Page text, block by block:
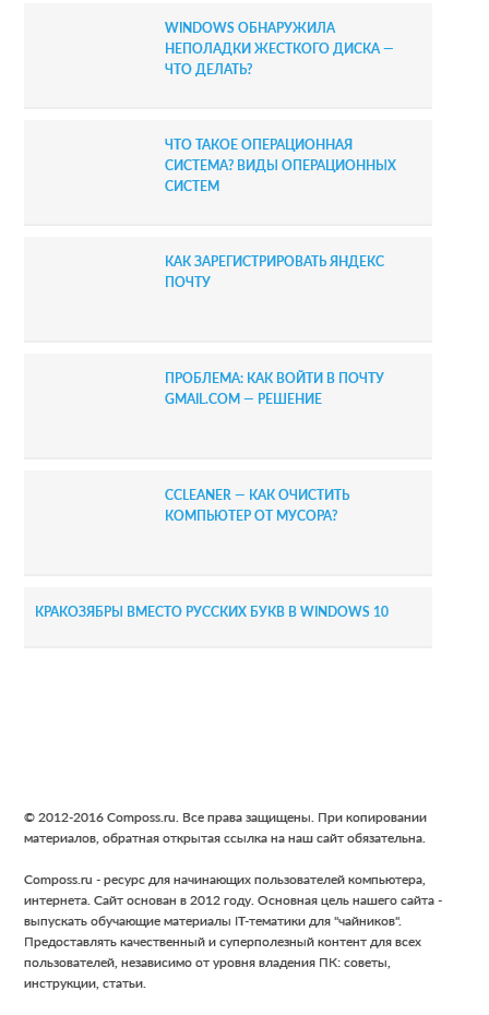
WINDOWS ОБНАРУЖИЛА
НЕПОЛАДКИ ЖЕСТКОГО ДИСКА —
ЧТО ДЕЛАТЬ?
ЧТО ТАКОЕ ОПЕРАЦИОННАЯ
СИСТЕМА? ВИДЫ ОПЕРАЦИОННЫХ
СИСТЕМ
КАК ЗАРЕГИСТРИРОВАТЬ ЯНДЕКС
ПОЧТУ
ПРОБЛЕМА: КАК ВОЙТИ В ПОЧТУ
GMAIL.COM — РЕШЕНИЕ
CCLEANER — КАК ОЧИСТИТЬ
КОМПЬЮТЕР ОТ МУСОРА?
КРАКОЗЯБРЫ ВМЕСТО РУССКИХ БУКВ В WINDOWS 10
Footer
© 2012-2016 Composs.ru. Все права защищены. При копировании
материалов, обратная открытая ссылка на наш сайт обязательна.
Composs.ru - ресурс для начинающих пользователей компьютера,
интернета. Сайт основан в 2012 году. Основная цель нашего сайта -
выпускать обучающие материалы IT-тематики для "чайников".
Предоставлять качественный и суперполезный контент для всех
пользователей, независимо от уровня владения ПК: советы,
инструкции, статьи.